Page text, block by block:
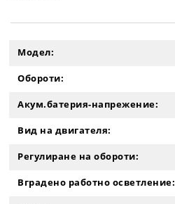
Модел:
Обороти:
Акум.батерия-напрежение:
Вид на двигателя:
Регулиране на обороти:
Вградено работно осветление: